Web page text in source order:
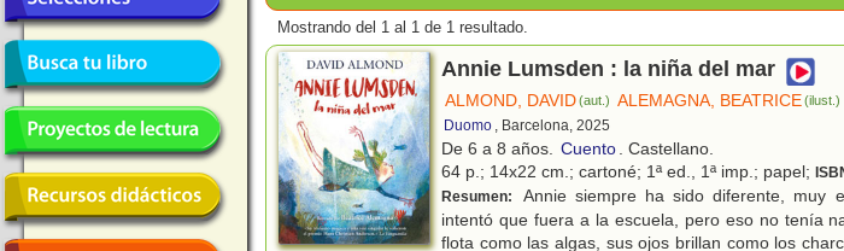
Mostrando del 1 al 1 de 1 resultado.
Annie Lumsden : la niña del mar
ALMOND, DAVID(aut.) ALEMAGNA, BEATRICE(ilust.)
Duomo , Barcelona, 2025
De 6 a 8 años. Cuento. Castellano.
64 p.; 14x22 cm.; cartoné; 1ª ed., 1ª imp.; papel;
Resumen:
Annie siempre ha sido diferente, muy
intentó que fuera a la escuela, pero eso no tenía
flota como las algas, sus ojos brillan como los